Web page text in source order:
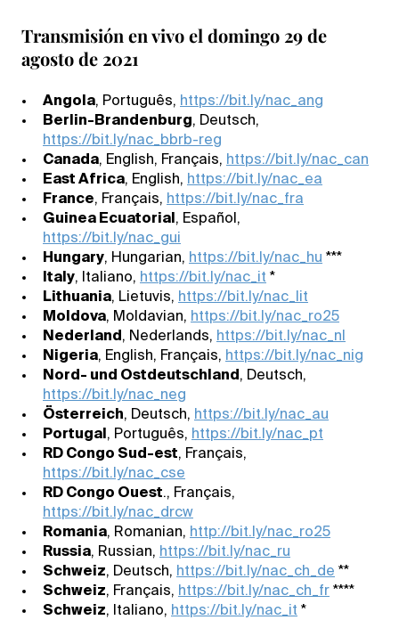
Transmisión en vivo el domingo 29 de
agosto de 2021
Angola, Português, https://bit.ly/nac_ang
Berlin-Brandenburg, Deutsch,
https://bit.ly/nac_bbrb-reg
Canada, English, Français, https://bit.ly/nac_can
East Africa, English, https://bit.ly/nac_ea
France, Français, https://bit.ly/nac_fra
Guinea Ecuatorial, Español,
https://bit.ly/nac_gui
Hungary, Hungarian, https://bit.ly/nac_hu ***
Italy, Italiano, https://bit.ly/nac_it *
Lithuania, Lietuvis, https://bit.ly/nac_lit
Moldova, Moldavian, https://bit.ly/nac_ro25
Nederland, Nederlands, https://bit.ly/nac_nl
Nigeria, English, Français, https://bit.ly/nac_nig
Nord- und Ostdeutschland, Deutsch,
https://bit.ly/nac_neg
Österreich, Deutsch, https://bit.ly/nac_au
Portugal, Português, https://bit.ly/nac_pt
RD Congo Sud-est, Français,
https://bit.ly/nac_cse
RD Congo Ouest., Français,
https://bit.ly/nac_drcw
Romania, Romanian, http://bit.ly/nac_ro25
Russia, Russian, https://bit.ly/nac_ru
Schweiz, Deutsch, https://bit.ly/nac_ch_de **
Schweiz, Français, https://bit.ly/nac_ch_fr ****
Schweiz, Italiano, https://bit.ly/nac_it *